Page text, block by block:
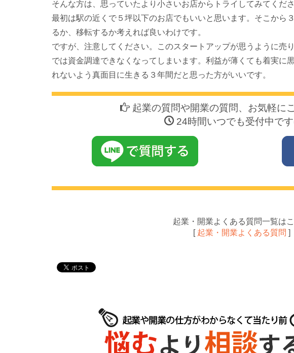
そんな方は、思っていたより小さいお店からトライしてみてくださ
最初は駅の近くで５坪以下のお店でもいいと思います。そこから
るか、移転するか考えれば良いわけです。
ですが、注意してください。このスタートアップが思うように売
では資金調達できなくなってしまいます。利益が薄くても着実に
れないよう真面目に生きる３年間だと思った方がいいです。
起業の質問や開業の質問、 お気軽に
24時間いつでも受付中で
起業・開業よくある質問一覧は
[ 起業・開業よくある質問 ]